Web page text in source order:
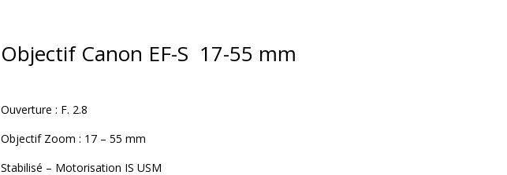
Objectif Canon EF-S 17-55 mm
Ouverture : F. 2.8
Objectif Zoom : 17 – 55 mm
Stabilisé – Motorisation IS USM